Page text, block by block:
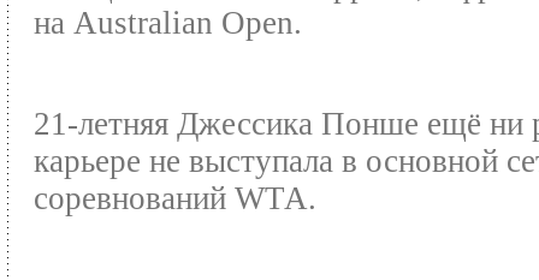
на Australian Open.
21-летняя Джессика Понше ещё ни
карьере не выступала в основной
соревнований WТА.